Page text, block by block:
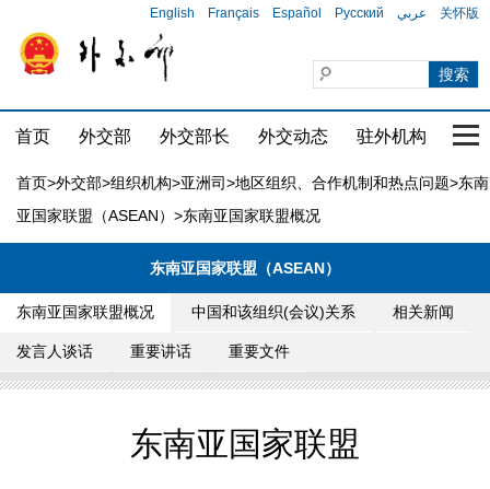
English Français Español Русский عربي 关怀版
首页 外交部 外交部长 外交动态 驻外机构 国
首页>外交部>组织机构>亚洲司>地区组织、合作机制和热点问题>东南
亚国家联盟（ASEAN） >东南亚国家联盟概况
东南亚国家联盟（ASEAN）
东南亚国家联盟概况 中国和该组织(会议)关系 相关新闻
发言人谈话 重要讲话 重要文件
东南亚国家联盟